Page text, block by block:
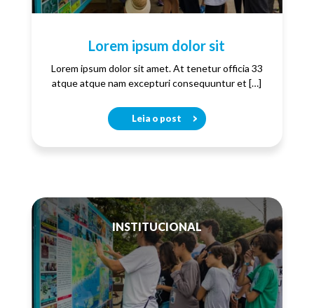
Lorem ipsum dolor sit
Lorem ipsum dolor sit amet. At tenetur officia 33
atque atque nam excepturi consequuntur et […]
Leia o post
INSTITUCIONAL